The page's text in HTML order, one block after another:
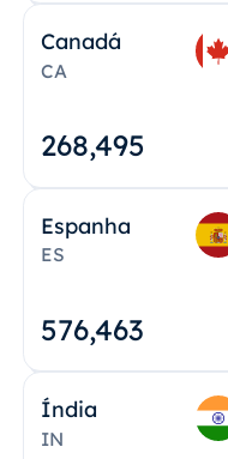
Canadá
CA
268,495
Espanha
ES
576,463
Índia
IN